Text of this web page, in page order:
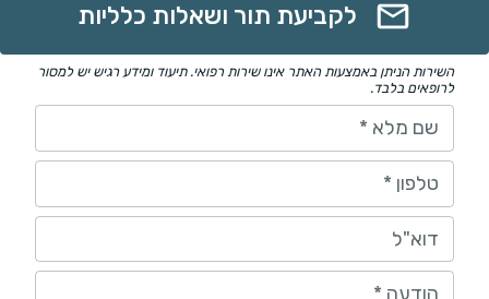
לקביעת תור ושאלות כלליות
השירות הניתן באמצעות האתר אינו שירות רפואי. תיעוד ומידע רגיש יש למסור
לרופאים בלבד.
שם מלא *
טלפון *
דוא"ל
הודעה *